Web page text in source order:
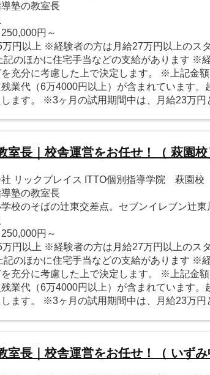
塾の教室長
円～
万円以上 ※経験者の方は月給27万円以上のス
のほかに住宅手当などの支給があります ※
充分に考慮した上で決定します。 ※上記金
業代（6万4000円以上）が含まれています。
ます。 ※3ヶ月の試用期間中は、月給23万円
室長｜校舎運営をお任せ！（ 萩園校
リックプレイス ITTO個別指導学院 萩園校
塾の教室長
校のそばの辻東交差点。セブンイレブン辻東
円～
万円以上 ※経験者の方は月給27万円以上のス
のほかに住宅手当などの支給があります ※
充分に考慮した上で決定します。 ※上記金
業代（6万4000円以上）が含まれています。
ます。 ※3ヶ月の試用期間中は、月給23万円
室長｜校舎運営をお任せ！（ いずみ